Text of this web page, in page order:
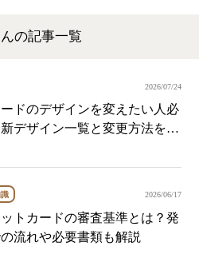
の記事一覧
2026/07/24
ドのデザインを変えたい人必
デザイン一覧と変更方法を解
2026/06/17
トカードの審査基準とは？発
流れや必要書類も解説